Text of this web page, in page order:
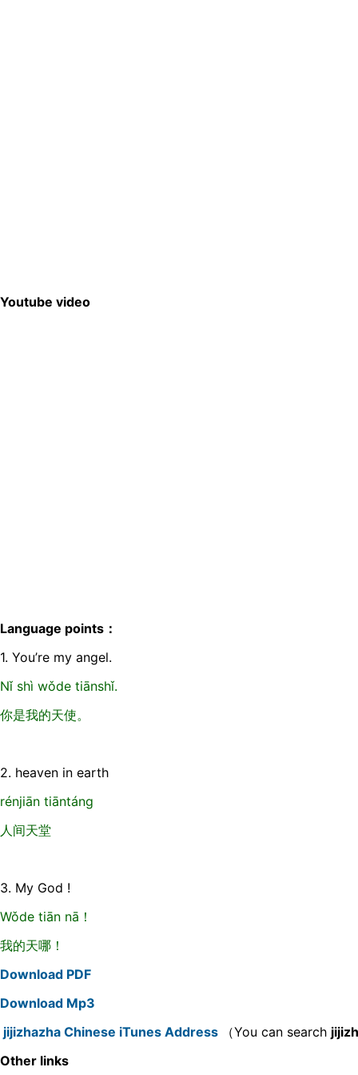
Youtube video
Language points：
1. You’re my angel.
Nǐ shì wǒde tiānshǐ.
你是我的天使。
2. heaven in earth
rénjiān tiāntánɡ
人间天堂
3. My God !
Wǒde tiān nā！
我的天哪！
Download PDF
Download Mp3
jijizhazha Chinese iTunes Address
（You can search
Other links